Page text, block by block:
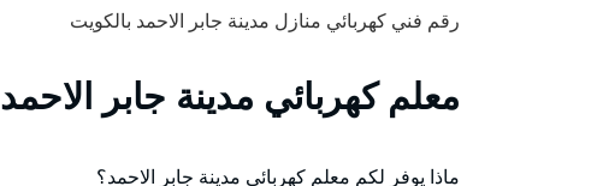
رقم فني كهربائي منازل مدينة جابر الاحمد بالكويت
معلم كهربائي مدينة جابر الاحمد
ماذا يوفر لكم معلم كهربائي مدينة جابر الاحمد؟